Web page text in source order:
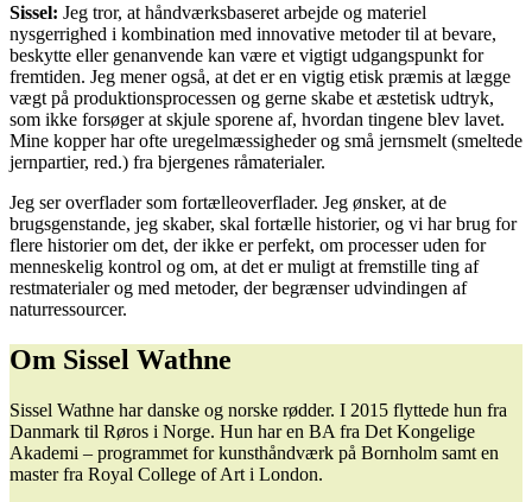
Sissel: Jeg tror, at håndværksbaseret arbejde og materiel
nysgerrighed i kombination med innovative metoder til at bevare,
beskytte eller genanvende kan være et vigtigt udgangspunkt for
fremtiden. Jeg mener også, at det er en vigtig etisk præmis at lægge
vægt på produktionsprocessen og gerne skabe et æstetisk udtryk,
som ikke forsøger at skjule sporene af, hvordan tingene blev lavet.
Mine kopper har ofte uregelmæssigheder og små jernsmelt (smeltede
jernpartier, red.) fra bjergenes råmaterialer.
Jeg ser overflader som fortælleoverflader. Jeg ønsker, at de
brugsgenstande, jeg skaber, skal fortælle historier, og vi har brug for
flere historier om det, der ikke er perfekt, om processer uden for
menneskelig kontrol og om, at det er muligt at fremstille ting af
restmaterialer og med metoder, der begrænser udvindingen af
naturressourcer.
Om Sissel Wathne
Sissel Wathne har danske og norske rødder. I 2015 flyttede hun fra
Danmark til Røros i Norge. Hun har en BA fra Det Kongelige
Akademi – programmet for kunsthåndværk på Bornholm samt en
master fra Royal College of Art i London.